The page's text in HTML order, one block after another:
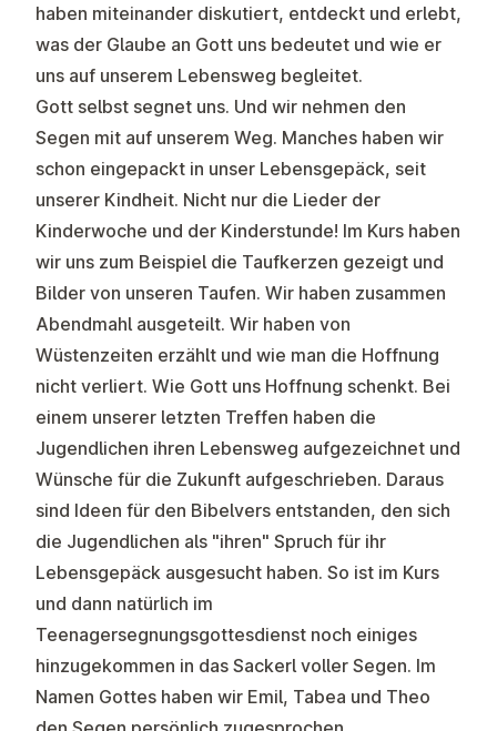
haben miteinander diskutiert, entdeckt und erlebt,
was der Glaube an Gott uns bedeutet und wie er
uns auf unserem Lebensweg begleitet.
Gott selbst segnet uns. Und wir nehmen den
Segen mit auf unserem Weg. Manches haben wir
schon eingepackt in unser Lebensgepäck, seit
unserer Kindheit. Nicht nur die Lieder der
Kinderwoche und der Kinderstunde! Im Kurs haben
wir uns zum Beispiel die Taufkerzen gezeigt und
Bilder von unseren Taufen. Wir haben zusammen
Abendmahl ausgeteilt. Wir haben von
Wüstenzeiten erzählt und wie man die Hoffnung
nicht verliert. Wie Gott uns Hoffnung schenkt. Bei
einem unserer letzten Treffen haben die
Jugendlichen ihren Lebensweg aufgezeichnet und
Wünsche für die Zukunft aufgeschrieben. Daraus
sind Ideen für den Bibelvers entstanden, den sich
die Jugendlichen als "ihren" Spruch für ihr
Lebensgepäck ausgesucht haben. So ist im Kurs
und dann natürlich im
Teenagersegnungsgottesdienst noch einiges
hinzugekommen in das Sackerl voller Segen. Im
Namen Gottes haben wir Emil, Tabea und Theo